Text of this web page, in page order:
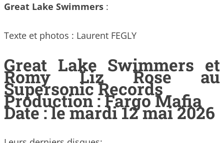
Great Lake Swimmers :
Texte et photos : Laurent FEGLY
Great Lake Swimmers et
Romy Liz Rose au
Supersonic Records
Production : Fargo Mafia
Date : le mardi 12 mai 2026